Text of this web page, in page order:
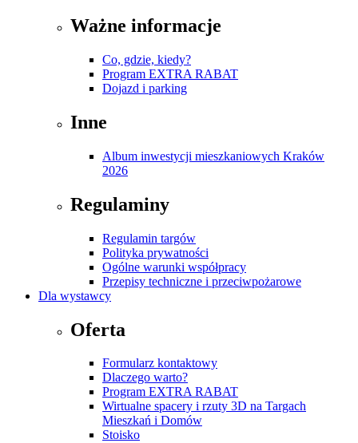
Ważne informacje
Co, gdzie, kiedy?
Program EXTRA RABAT
Dojazd i parking
Inne
Album inwestycji mieszkaniowych Kraków
2026
Regulaminy
Regulamin targów
Polityka prywatności
Ogólne warunki współpracy
Przepisy techniczne i przeciwpożarowe
Dla wystawcy
Oferta
Formularz kontaktowy
Dlaczego warto?
Program EXTRA RABAT
Wirtualne spacery i rzuty 3D na Targach
Mieszkań i Domów
Stoisko